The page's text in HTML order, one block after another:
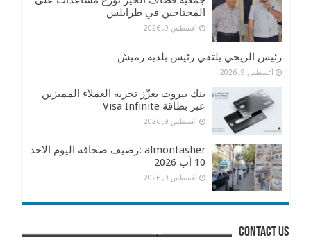
المحتاجين في طرابلس
أغسطس 9, 2026
رئيس الريحي يلتقي رئيس بلدية رميش
أغسطس 9, 2026
بنك بيروت يعزّز تجربة العملاء المميزين
عبر بطاقة Visa Infinite
أغسطس 9, 2026
almontasher :رصيف صحافة اليوم الاحد
10 آب 2026
أغسطس 9, 2026
contact us